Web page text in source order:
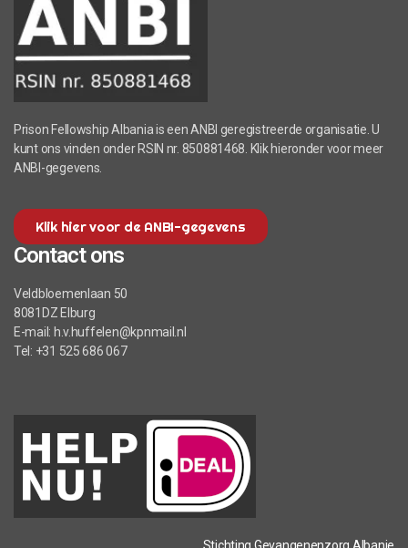
Prison Fellowship Albania is een ANBI geregistreerde organisatie. U
kunt ons vinden onder RSIN nr. 850881468. Klik hieronder voor meer
ANBI-gegevens.
Klik hier voor de ANBI-gegevens
Contact ons
Veldbloemenlaan 50
8081DZ Elburg
E-mail: h.v.huffelen@kpnmail.nl
Tel: +31 525 686 067